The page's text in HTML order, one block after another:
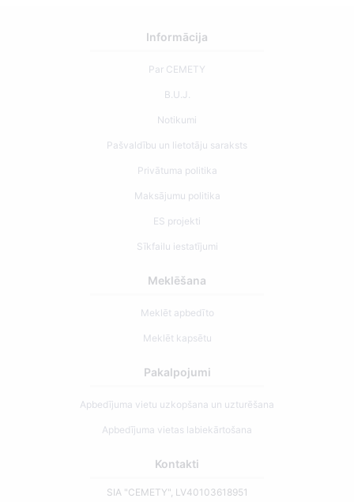
Informācija
Par CEMETY
B.U.J.
Notikumi
Pašvaldību un lietotāju saraksts
Privātuma politika
Maksājumu politika
ES projekti
Sīkfailu iestatījumi
Meklēšana
Meklēt apbedīto
Meklēt kapsētu
Pakalpojumi
Apbedījuma vietu uzkopšana un uzturēšana
Apbedījuma vietas labiekārtošana
Kontakti
SIA "CEMETY", LV40103618951